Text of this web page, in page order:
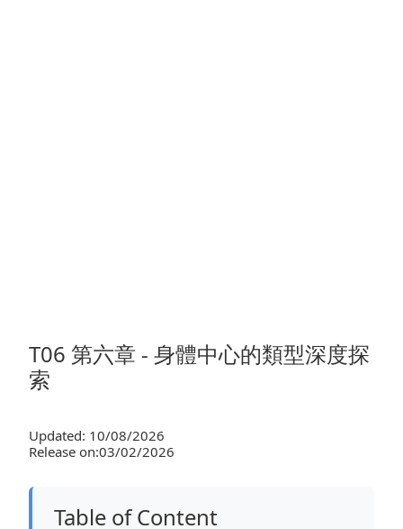
T06 第六章 - 身體中心的類型深度探
索
Updated: 10/08/2026
Release on:03/02/2026
Table of Content